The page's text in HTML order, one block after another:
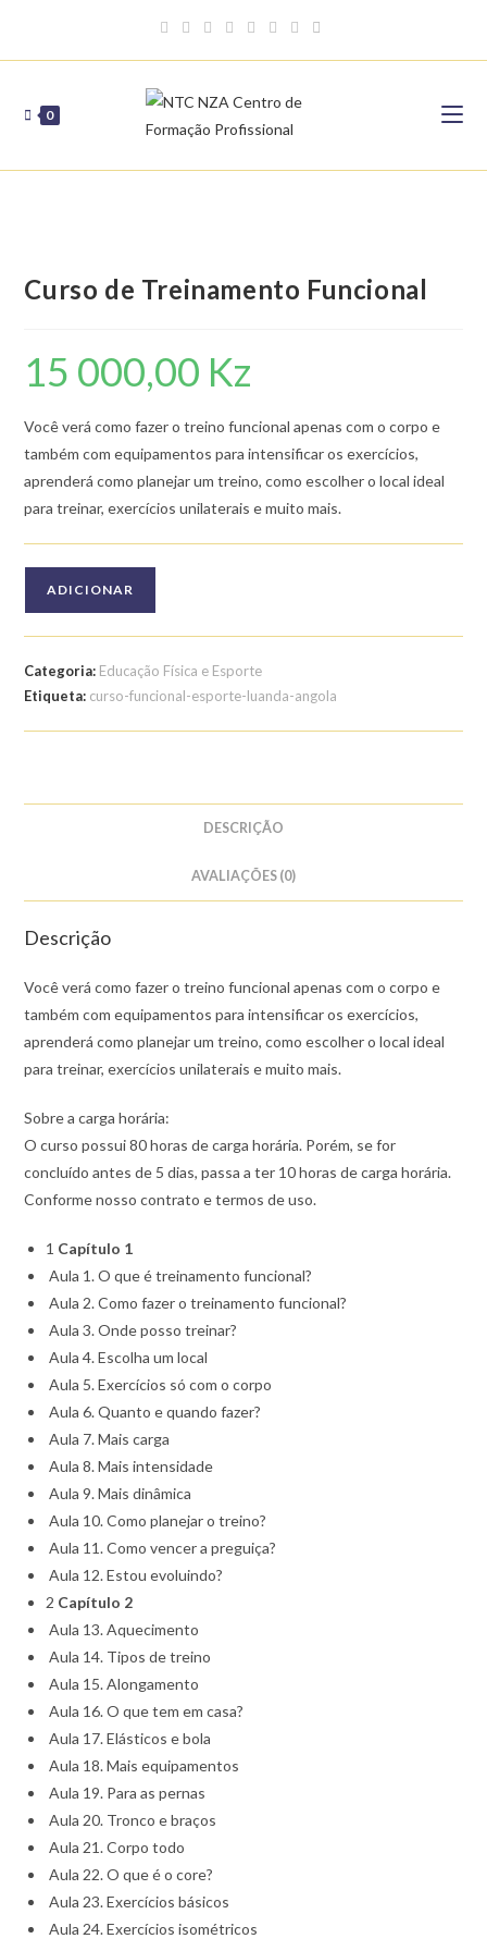
content
0
Curso de Treinamento Funcional
15 000,00 Kz
Você verá como fazer o treino funcional apenas com o corpo e
também com equipamentos para intensificar os exercícios,
aprenderá como planejar um treino, como escolher o local ideal
para treinar, exercícios unilaterais e muito mais.
Curso
Treinamento
ADICIONAR
Categoria: Educação Física e Esporte
Etiqueta: curso-funcional-esporte-luanda-angola
DESCRIÇÃO
AVALIAÇÕES (0)
Descrição
Você verá como fazer o treino funcional apenas com o corpo e
também com equipamentos para intensificar os exercícios,
aprenderá como planejar um treino, como escolher o local ideal
para treinar, exercícios unilaterais e muito mais.
Sobre a carga horária:
O curso possui 80 horas de carga horária. Porém, se for
concluído antes de 5 dias, passa a ter 10 horas de carga horária.
Conforme nosso contrato e termos de uso.
1 Capítulo 1
Aula 1. O que é treinamento funcional?
Aula 2. Como fazer o treinamento funcional?
Aula 3. Onde posso treinar?
Aula 4. Escolha um local
Aula 5. Exercícios só com o corpo
Aula 6. Quanto e quando fazer?
Aula 7. Mais carga
Aula 8. Mais intensidade
Aula 9. Mais dinâmica
Aula 10. Como planejar o treino?
Aula 11. Como vencer a preguiça?
Aula 12. Estou evoluindo?
2 Capítulo 2
Aula 13. Aquecimento
Aula 14. Tipos de treino
Aula 15. Alongamento
Aula 16. O que tem em casa?
Aula 17. Elásticos e bola
Aula 18. Mais equipamentos
Aula 19. Para as pernas
Aula 20. Tronco e braços
Aula 21. Corpo todo
Aula 22. O que é o core?
Aula 23. Exercícios básicos
Aula 24. Exercícios isométricos